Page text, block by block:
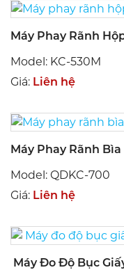
Máy Phay Rãnh
Model: KC-530M
Giá: Liên hệ
Máy Phay Rãnh
Model: QDKC-700
Giá: Liên hệ
Máy Đo Độ Bục